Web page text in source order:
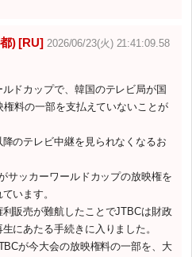
) [RU] 2026/06/23(火) 21:41:09.58
ドカップで、韓国のテレビ局が国
料の一部を支払えていないことが
のテレビ中継を見られなくなるお
サッカーワールドカップの放映権を
います。
販売が難航したことでJTBCは財政
にあたる手続きに入りました。
が今大会の放映権料の一部を、大